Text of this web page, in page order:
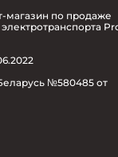
магазин по продаже
№580485 от